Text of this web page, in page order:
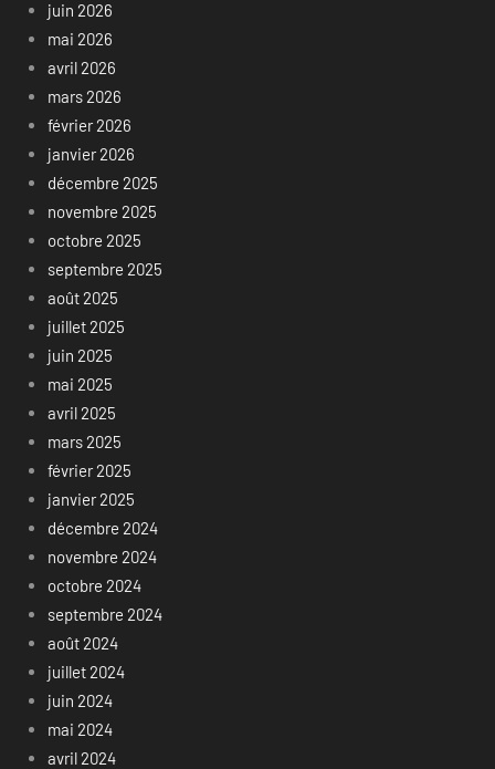
juin 2026
mai 2026
avril 2026
mars 2026
février 2026
janvier 2026
décembre 2025
novembre 2025
octobre 2025
septembre 2025
août 2025
juillet 2025
juin 2025
mai 2025
avril 2025
mars 2025
février 2025
janvier 2025
décembre 2024
novembre 2024
octobre 2024
septembre 2024
août 2024
juillet 2024
juin 2024
mai 2024
avril 2024